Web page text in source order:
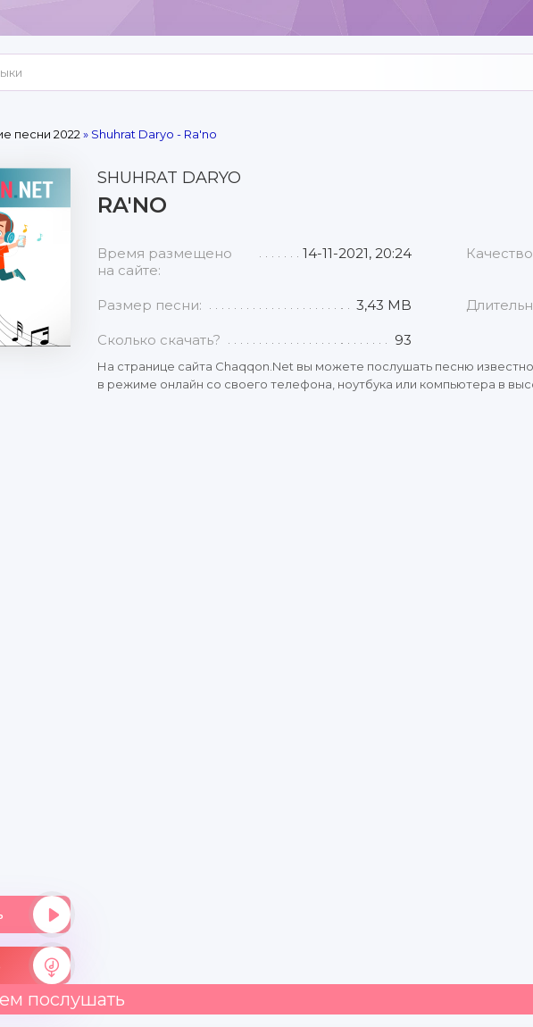
песни 2022 » Shuhrat Daryo - Ra'no
SHUHRAT DARYO
RA'NO
Время размещено
на сайте:
14-11-2021, 20:24
Размер песни: 3,43 MB
Сколько скачать? 93
На странице сайта Chaqqon.Net вы можете послушать песню
в режиме онлайн со своего телефона, ноутбука или компьютера в
послушать